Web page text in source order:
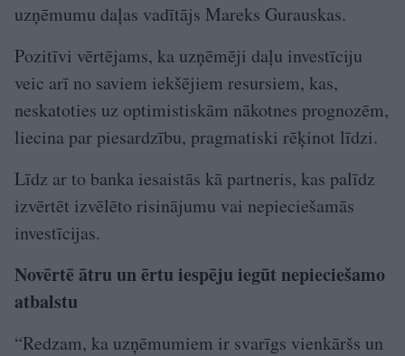
uzņēmumu daļas vadītājs Mareks Gurauskas.
Pozitīvi vērtējams, ka uzņēmēji daļu investīciju
veic arī no saviem iekšējiem resursiem, kas,
neskatoties uz optimistiskām nākotnes prognozēm,
liecina par piesardzību, pragmatiski rēķinot līdzi.
Līdz ar to banka iesaistās kā partneris, kas palīdz
izvērtēt izvēlēto risinājumu vai nepieciešamās
investīcijas.
Novērtē ātru un ērtu iespēju iegūt nepieciešamo
atbalstu
“Redzam, ka uzņēmumiem ir svarīgs vienkāršs un